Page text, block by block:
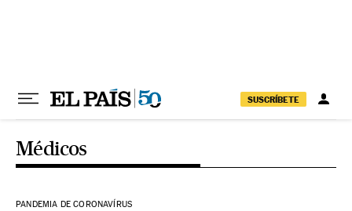
SUSCRÍBETE
Médicos
PANDEMIA DE CORONAVÍRUS